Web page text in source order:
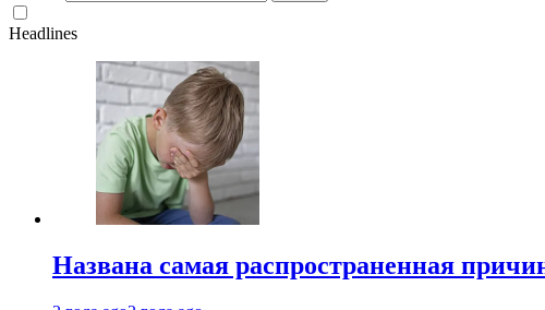
Headlines
Названа самая распространенная